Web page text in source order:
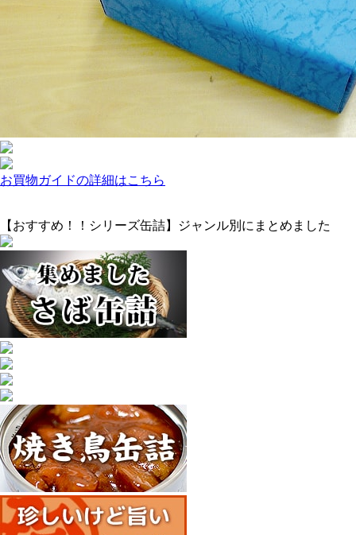
お買物ガイドの詳細はこちら
【おすすめ！！シリーズ缶詰】ジャンル別にまとめました